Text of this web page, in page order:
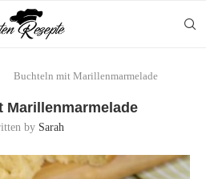
Buchteln mit Marillenmarmelade
Marillenmarmelade
by Sarah